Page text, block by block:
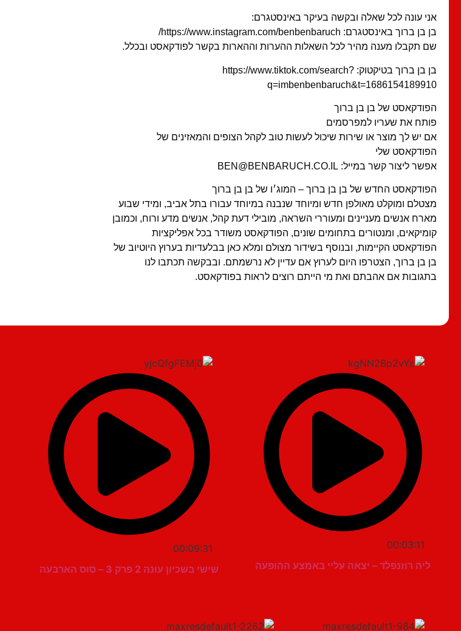
אני עונה לכל שאלה ובקשה בעיקר באינסטגרם:
בן בן ברוך באינסטגרם: https://www.instagram.com/benbenbaruch/
שם תקבלו מענה מהיר לכל השאלות ההערות וההארות בקשר לפודקאסט ובכלל.
בן בן ברוך בטיקטוק: https://www.tiktok.com/search?
q=imbenbenbaruch&t=1686154189910
הפודקאסט של בן בן ברוך
פותח את שעריו למפרסמים
אם יש לך מוצר או שירות שיכול לעשות טוב לקהל הצופים והמאזינים של
הפודקאסט שלי
אפשר ליצור קשר במייל: BEN@BENBARUCH.CO.IL
הפודקאסט החדש של בן בן ברוך – המוג׳ו של בן בן ברוך
מצטלם ומוקלט מאולפן חדש ומיוחד שנבנה במיוחד עבורו בתל אביב, ומידי שבוע
מארח אנשים מעניינים ומעוררי השראה, מובילי דעת קהל, אנשים מדע ורוח, וכמובן
קומיקאים, ומנטורים בתחומים שונים, הפודקאסט משודר בכל אפליקציות
הפודקאסט הקיימות, ובנוסף בשידור מצולם ומלא כאן בבלעדיות בערוץ היוטיוב של
בן בן ברוך, הצטרפו היום לערוץ אם עדיין לא נרשמתם. ובבקשה תכתבו לנו
בתגובות אם אהבתם ואת מי הייתם רוצים לראות בפודקאסט.
00:03:11
ליה רוזנפלד – יצאה עליי באמצע ההופעה
00:09:31
שישי בשכיון עונה 2 פרק 3 – סוס הארבעה